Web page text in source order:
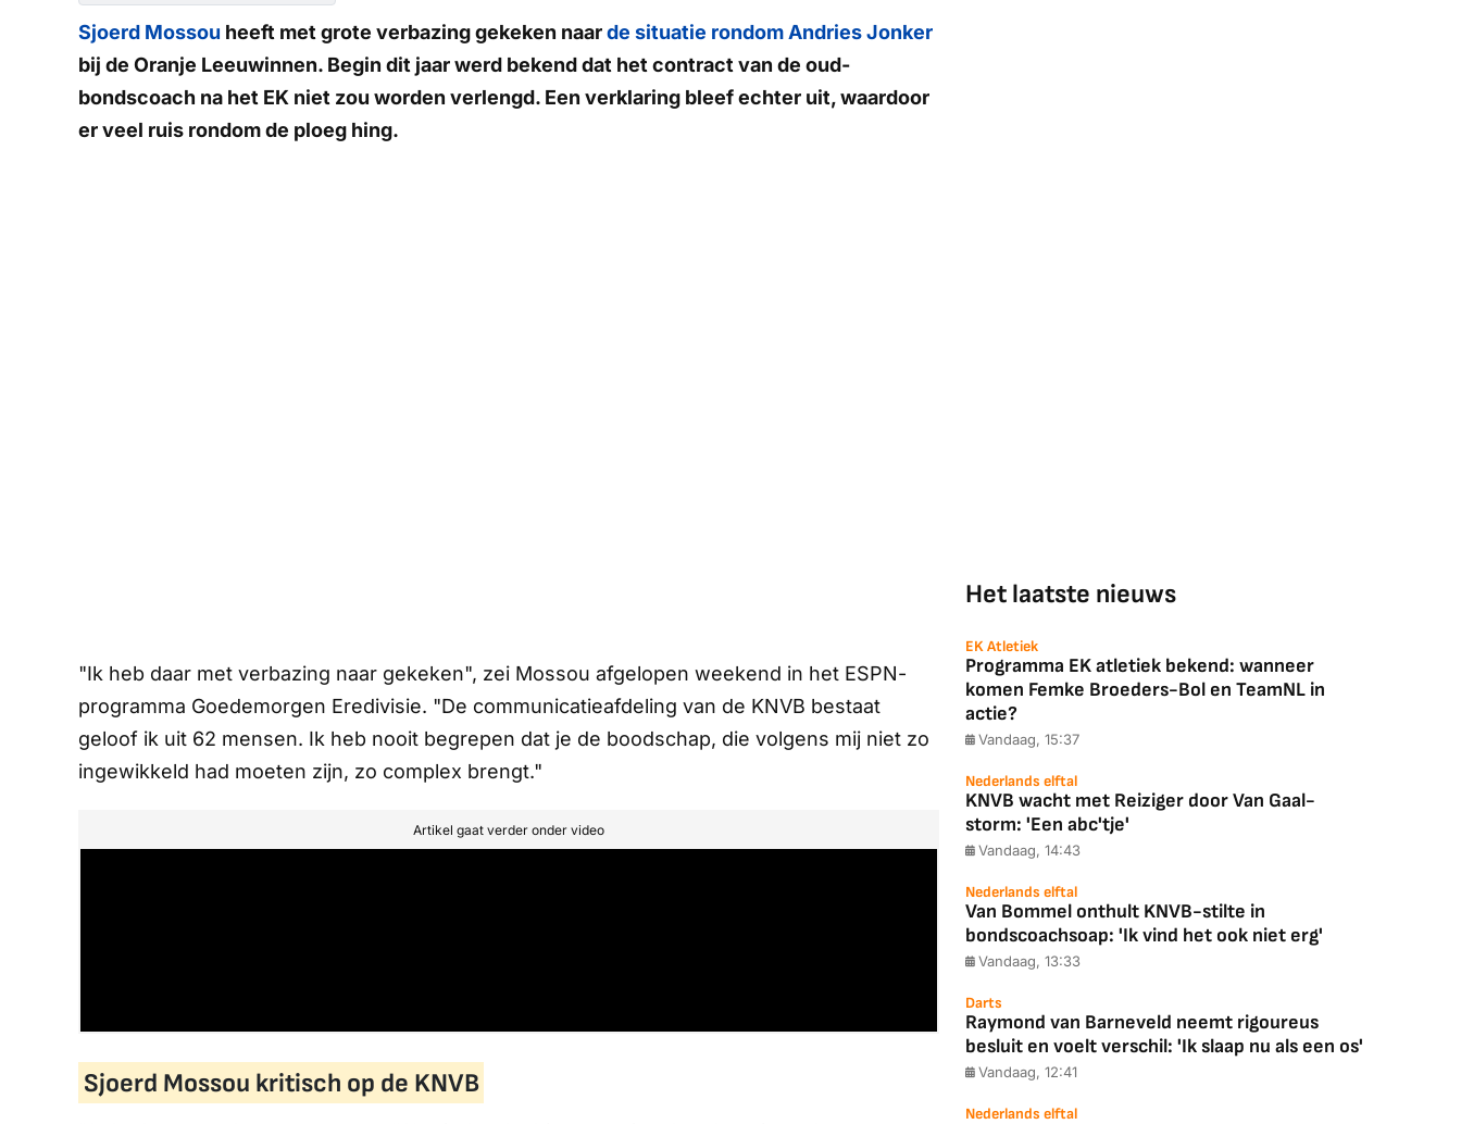
Sjoerd Mossou heeft met grote verbazing gekeken naarde situatie rondom Andries Jonker
bij de Oranje Leeuwinnen. Begin dit jaar werd bekend dat het contract van de oud-
bondscoach na het EK niet zou worden verlengd. Een verklaring bleef echter uit, waardoor
er veel ruis rondom de ploeg hing.
"Ik heb daar met verbazing naar gekeken", zei Mossou afgelopen weekend in het ESPN-
programma Goedemorgen Eredivisie. "De communicatieafdeling van de KNVB bestaat
geloof ik uit 62 mensen. Ik heb nooit begrepen dat je de boodschap, die volgens mij niet zo
ingewikkeld had moeten zijn, zo complex brengt."
Artikel gaat verder onder video
Sjoerd Mossou kritisch op de KNVB
Het laatste nieuws
EK Atletiek
Programma EK atletiek bekend: wanneer
komen Femke Broeders-Bol en TeamNL in
actie?
Vandaag, 15:37
Nederlands elftal
KNVB wacht met Reiziger door Van Gaal-
storm: 'Een abc'tje'
Vandaag, 14:43
Nederlands elftal
Van Bommel onthult KNVB-stilte in
bondscoachsoap: 'Ik vind het ook niet erg'
Vandaag, 13:33
Darts
Raymond van Barneveld neemt rigoureus
besluit en voelt verschil: 'Ik slaap nu als een os'
Vandaag, 12:41
Nederlands elftal